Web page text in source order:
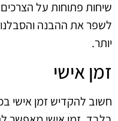
שיחות פתוחות על
לשפר את ההבנה והסבלנות
יותר.
זמן אישי
חשוב להקדיש זמן אישי